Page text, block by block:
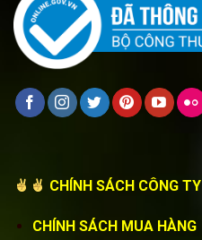
CHÍNH SÁCH CÔNG TY
CHÍNH SÁCH MUA HÀNG